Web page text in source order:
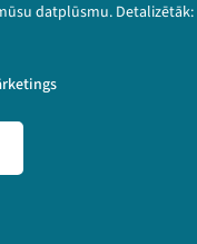
datplūsmu. Detalizētāk: